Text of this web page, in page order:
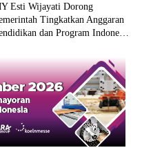
Esti Wijayati Dorong
Tingkatkan Anggaran
dan Program Indonesia